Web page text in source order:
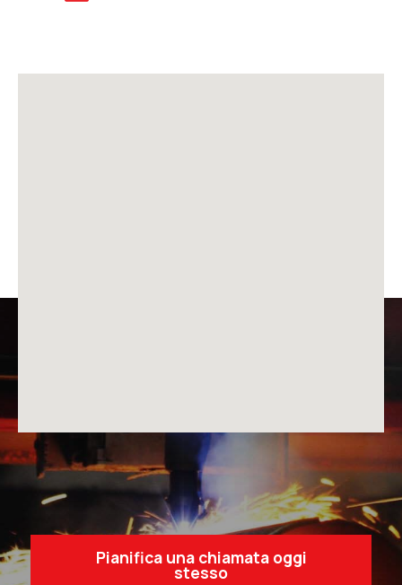
Pianifica una chiamata oggi
stesso